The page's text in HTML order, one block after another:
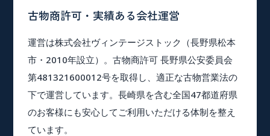
古物商許可・実績ある会社運営
運営は株式会社ヴィンテージストック（長野県松本
市・2010年設立）。古物商許可 長野県公安委員会
第481321600012号を取得し、適正な古物営業法の
下で運営しています。長崎県を含む全国47都道府県
のお客様にも安心してご利用いただける体制を整え
ています。